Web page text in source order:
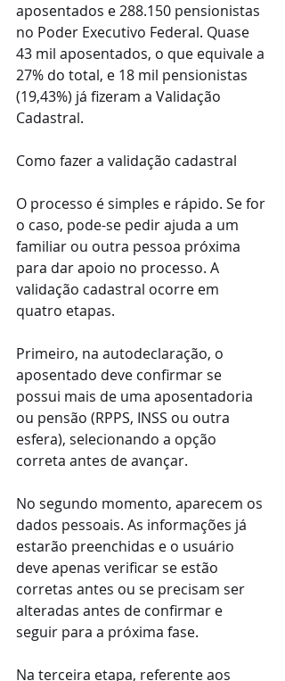
aposentados e 288.150 pensionistas
no Poder Executivo Federal. Quase
43 mil aposentados, o que equivale a
27% do total, e 18 mil pensionistas
(19,43%) já fizeram a Validação
Cadastral.
Como fazer a validação cadastral
O processo é simples e rápido. Se for
o caso, pode-se pedir ajuda a um
familiar ou outra pessoa próxima
para dar apoio no processo. A
validação cadastral ocorre em
quatro etapas.
Primeiro, na autodeclaração, o
aposentado deve confirmar se
possui mais de uma aposentadoria
ou pensão (RPPS, INSS ou outra
esfera), selecionando a opção
correta antes de avançar.
No segundo momento, aparecem os
dados pessoais. As informações já
estarão preenchidas e o usuário
deve apenas verificar se estão
corretas antes ou se precisam ser
alteradas antes de confirmar e
seguir para a próxima fase.
Na terceira etapa, referente aos